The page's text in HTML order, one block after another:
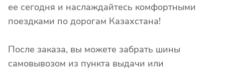
ее сегодня и наслаждайтесь комфортными
поездками по дорогам Казахстана!
После заказа, вы можете забрать шины
самовывозом из пункта выдачи или